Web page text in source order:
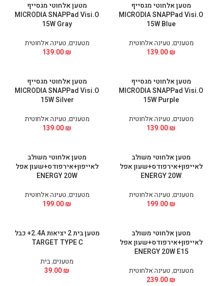
מטען אלחוטי מגסייף
MICRODIA SNAPPad Visi.O
15W Blue
מטענים,טעינה אלחוטית
139.00₪
מטען אלחוטי מגסייף
MICRODIA SNAPPad Visi.O
15W Gray
מטענים,טעינה אלחוטית
139.00₪
מטען אלחוטי מגסייף
MICRODIA SNAPPad Visi.O
15W Purple
מטענים,טעינה אלחוטית
139.00₪
מטען אלחוטי מגסייף
MICRODIA SNAPPad Visi.O
15W Silver
מטענים,טעינה אלחוטית
139.00₪
מטען אלחוטי משולב
לאייפון+אירפודס+שעון אפל
ENERGY 20W
מטענים,טעינה אלחוטית
199.00₪
מטען אלחוטי משולב
לאייפון+אירפודס+שעון אפל
ENERGY 20W
מטענים,טעינה אלחוטית
199.00₪
מטען אלחוטי משולב
לאייפון+אירפודס+שעון אפל
ENERGY 20W E15
מטענים,טעינה אלחוטית
239.00₪
מטען בית 2 יציאות 2.4A+ כבל
TARGET TYPE C
מטענים,בית
39.00₪